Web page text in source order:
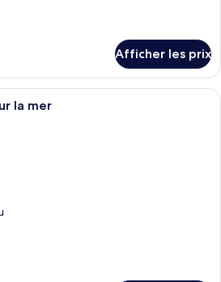
Afficher les prix
Une chambre d’hôtel avec un lit,
la mer